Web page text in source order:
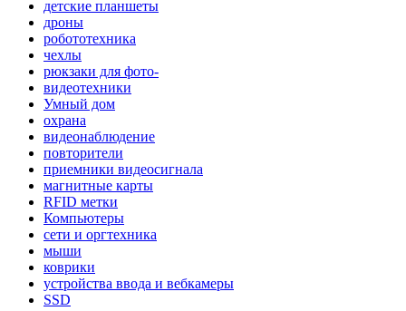
детские планшеты
дроны
робототехника
чехлы
рюкзаки для фото-
видеотехники
Умный дом
охрана
видеонаблюдение
повторители
приемники видеосигнала
магнитные карты
RFID метки
Компьютеры
сети и оргтехника
мыши
коврики
устройства ввода и вебкамеры
SSD